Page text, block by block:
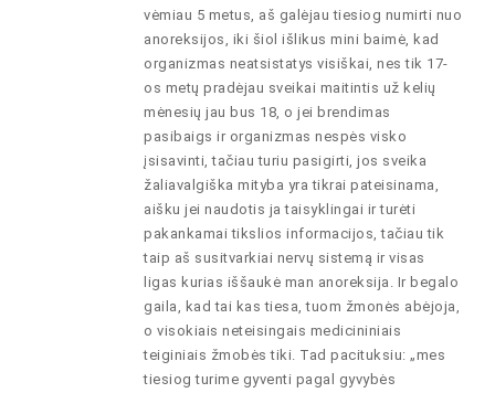
vėmiau 5 metus, aš galėjau tiesiog numirti nuo
anoreksijos, iki šiol išlikus mini baimė, kad
organizmas neatsistatys visiškai, nes tik 17-
os metų pradėjau sveikai maitintis už kelių
mėnesių jau bus 18, o jei brendimas
pasibaigs ir organizmas nespės visko
įsisavinti, tačiau turiu pasigirti, jos sveika
žaliavalgiška mityba yra tikrai pateisinama,
aišku jei naudotis ja taisyklingai ir turėti
pakankamai tikslios informacijos, tačiau tik
taip aš susitvarkiai nervų sistemą ir visas
ligas kurias iššaukė man anoreksija. Ir begalo
gaila, kad tai kas tiesa, tuom žmonės abėjoja,
o visokiais neteisingais medicininiais
teiginiais žmobės tiki. Tad pacituksiu: „mes
tiesiog turime gyventi pagal gyvybės